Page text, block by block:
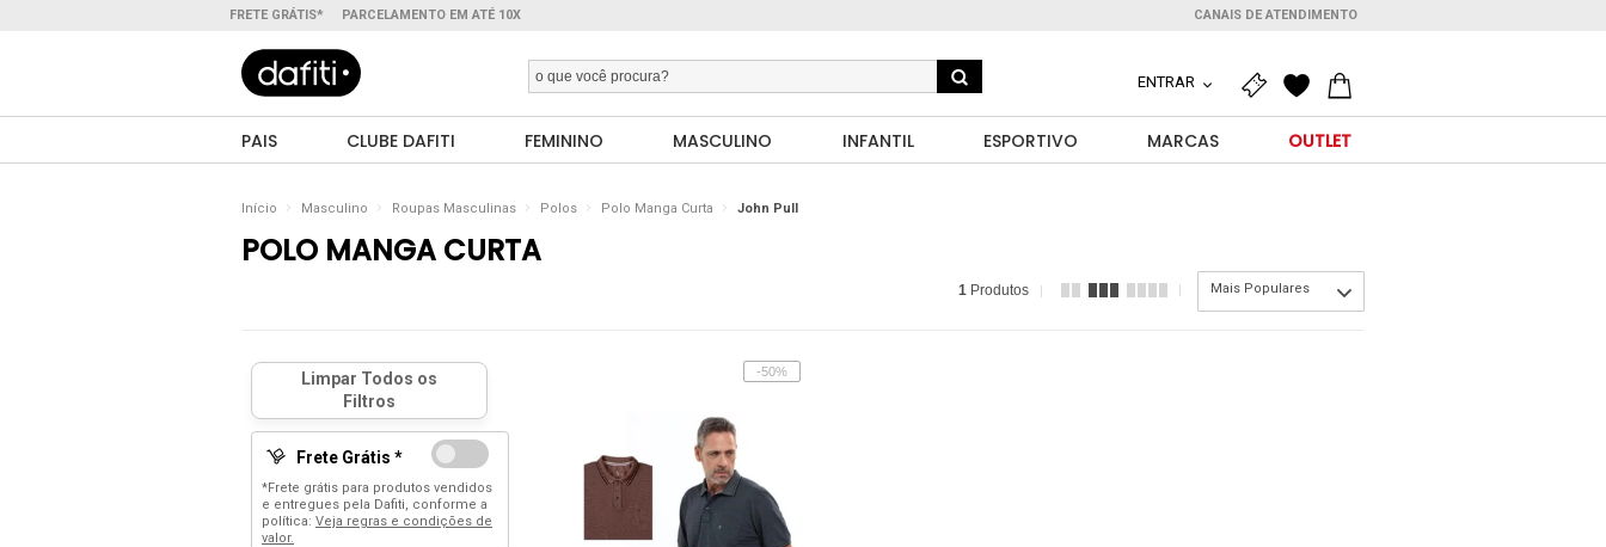
FRETE GRÁTIS* PARCELAMENTO EM ATÉ 10X CANAIS DE ATENDIMENTO
ENTRAR
PAIS CLUBE DAFITI FEMININO MASCULINO INFANTIL ESPORTIVO MARCAS OUTLET
Início Masculino Roupas Masculinas Polos Polo Manga Curta John Pull
POLO MANGA CURTA
1 Produtos Mais Populares
Frete Grátis *
*Frete grátis para produtos vendidos
e entregues pela Dafiti, conforme a
política: Veja regras e condições de
valor.
-50%